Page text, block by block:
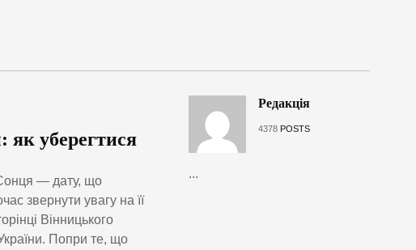
як уберегтися
Сонця — дату, що
звернути увагу на її
Вінницького
Попри те, що
Редакція
4378 POSTS
...